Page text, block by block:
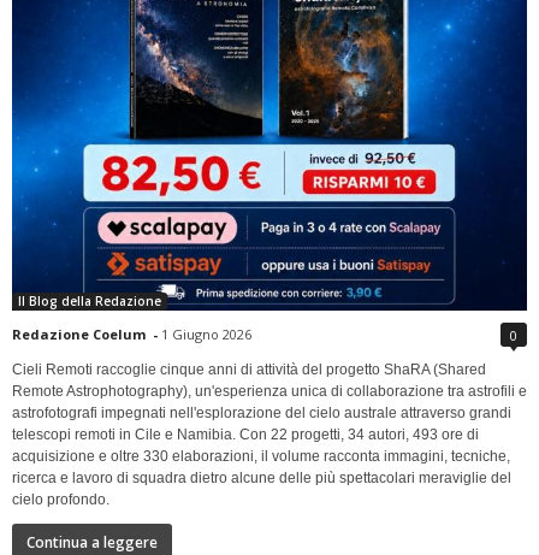
Il Blog della Redazione
Redazione Coelum - 1 Giugno 2026 0
Cieli Remoti raccoglie cinque anni di attività del progetto ShaRA (Shared
Remote Astrophotography), un'esperienza unica di collaborazione tra astrofili e
astrofotografi impegnati nell'esplorazione del cielo australe attraverso grandi
telescopi remoti in Cile e Namibia. Con 22 progetti, 34 autori, 493 ore di
acquisizione e oltre 330 elaborazioni, il volume racconta immagini, tecniche,
ricerca e lavoro di squadra dietro alcune delle più spettacolari meraviglie del
cielo profondo.
Continua a leggere